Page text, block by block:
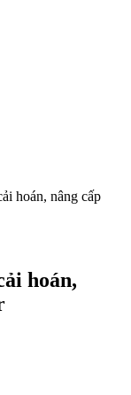
hoán, nâng cấp
hoán,